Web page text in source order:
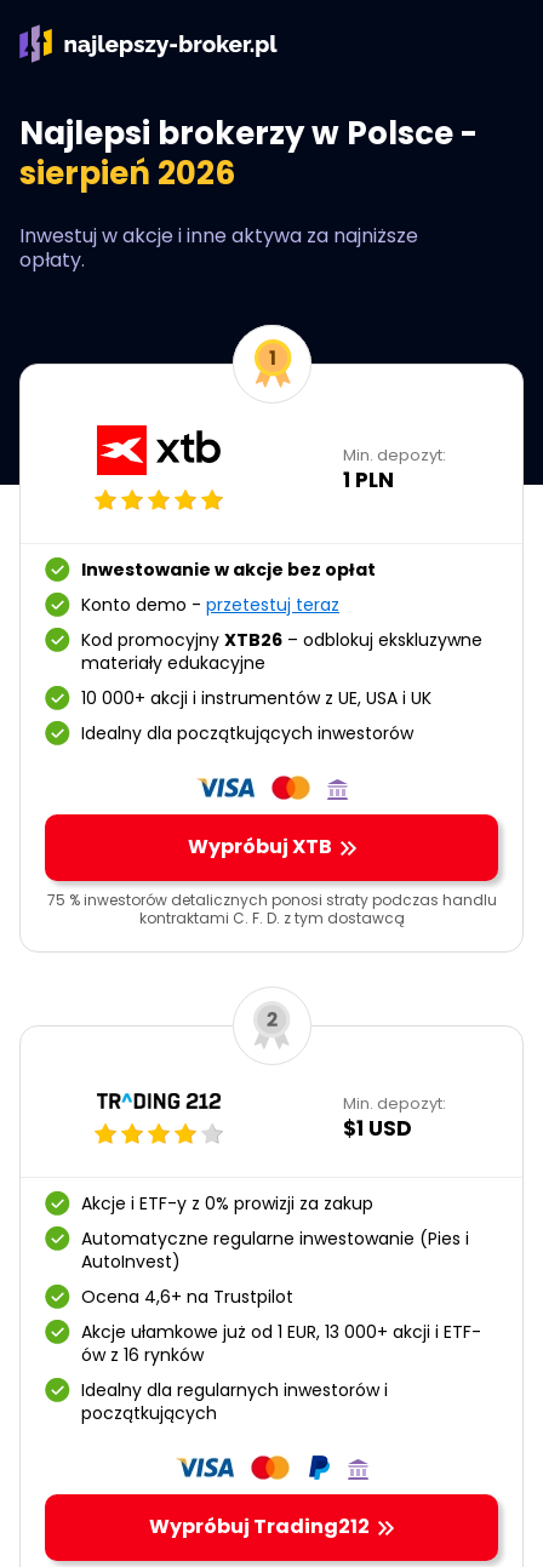
Najlepsi brokerzy w Polsce -
sierpień 2026
Inwestuj w akcje i inne aktywa za najniższe
opłaty.
Min. depozyt:
1 PLN
Inwestowanie w akcje bez opłat
Konto demo - przetestuj teraz
Kod promocyjny XTB26 – odblokuj ekskluzywne
materiały edukacyjne
10 000+ akcji i instrumentów z UE, USA i UK
Idealny dla początkujących inwestorów
Wypróbuj XTB
75 % inwestorów detalicznych ponosi straty podczas handlu
kontraktami C. F. D. z tym dostawcą
Min. depozyt:
$1 USD
Akcje i ETF-y z 0% prowizji za zakup
Automatyczne regularne inwestowanie (Pies i
AutoInvest)
Ocena 4,6+ na Trustpilot
Akcje ułamkowe już od 1 EUR, 13 000+ akcji i ETF-
ów z 16 rynków
Idealny dla regularnych inwestorów i
początkujących
Wypróbuj Trading212